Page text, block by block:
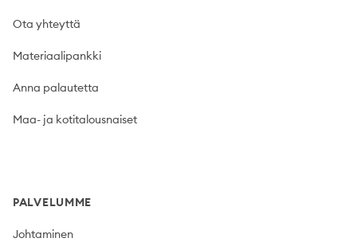
Ota yhteyttä
Materiaalipankki
Anna palautetta
Maa- ja kotitalousnaiset
PALVELUMME
Johtaminen